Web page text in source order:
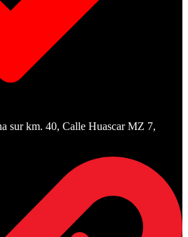
sur km. 40, Calle Huascar MZ 7,